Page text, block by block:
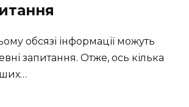
обсязі інформації можуть
запитання. Отже, ось кілька